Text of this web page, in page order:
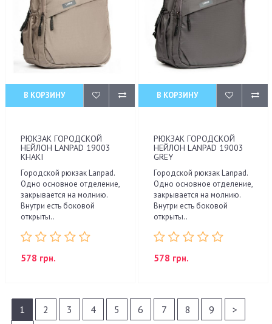
В КОРЗИНУ
РЮКЗАК ГОРОДСКОЙ
НЕЙЛОН LANPAD 19003
KHAKI
Городской рюкзак Lanpad.
Одно основное отделение,
закрывается на молнию.
Внутри есть боковой
открыты..
578 грн.
В КОРЗИНУ
РЮКЗАК ГОРОДСКОЙ
НЕЙЛОН LANPAD 19003
GREY
Городской рюкзак Lanpad.
Одно основное отделение,
закрывается на молнию.
Внутри есть боковой
открыты..
578 грн.
1 2 3 4 5 6 7 8 9
>